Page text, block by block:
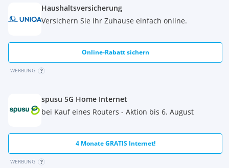
Haushaltsversicherung
Versichern Sie Ihr Zuhause einfach online.
Online-Rabatt sichern
WERBUNG
spusu 5G Home Internet
bei Kauf eines Routers - Aktion bis 6. August
4 Monate GRATIS Internet!
WERBUNG